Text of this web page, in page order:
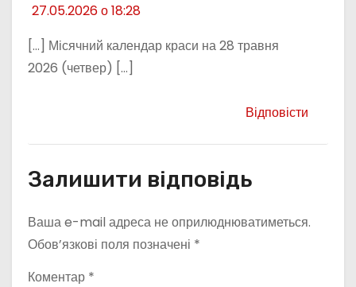
27.05.2026 о 18:28
[…] Місячний календар краси на 28 травня
2026 (четвер) […]
Відповісти
Залишити відповідь
Ваша e-mail адреса не оприлюднюватиметься.
Обов’язкові поля позначені *
Коментар *